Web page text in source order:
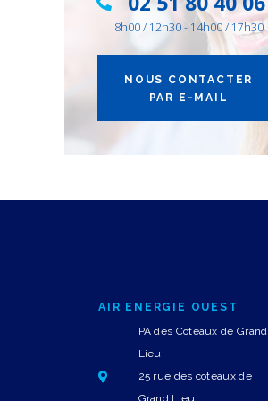
8h00 / 12h30 - 14h00 / 17h30
NOUS CONTACTER
PAR E-MAIL
AIR ENERGIE OUEST
PA des Coteaux de Grand
Lieu
25 rue des coteaux de
Grand Lieu